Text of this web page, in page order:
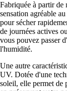
Fabriquée à partir de
sensation agréable
pour sécher
de journées actives
vous pouvez passer
l'humidité.
Une autre
UV. Dotée d'une
soleil, elle permet de